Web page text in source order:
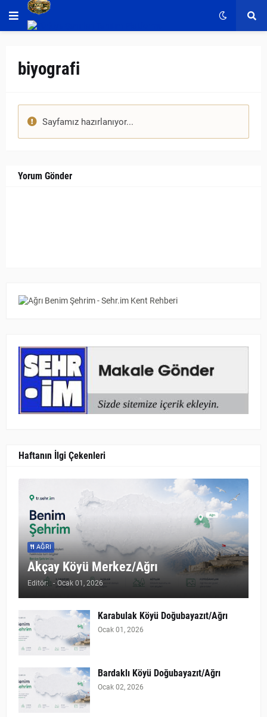
biyografi
Sayfamız hazırlanıyor...
Yorum Gönder
Haftanın İlgi Çekenleri
AĞRI
Akçay Köyü Merkez/Ağrı
Editör: - Ocak 01, 2026
Karabulak Köyü Doğubayazıt/Ağrı
Ocak 01, 2026
Bardaklı Köyü Doğubayazıt/Ağrı
Ocak 02, 2026